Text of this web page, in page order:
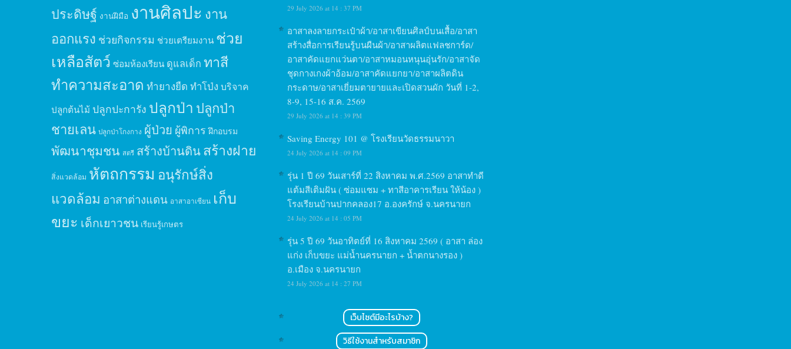
ประดิษฐ์ งานฝีมือ งานศิลปะ งาน
ออกแรง ช่วยกิจกรรม ช่วยเตรียมงาน ช่วย
เหลือสัตว์ ซ่อมห้องเรียน ดูแลเด็ก ทาสี
ทำความสะอาด ทำยางยืด ทำโป่ง บริจาค
ปลูกต้นไม้ ปลูกปะการัง ปลูกป่า ปลูกป่า
ชายเลน ปลูกป่าโกงกาง ผู้ป่วย ผู้พิการ ฝึกอบรม
พัฒนาชุมชน สตรี สร้างบ้านดินสร้างฝาย
สิ่งแวดล้อม หัตถกรรม อนุรักษ์สิ่ง
แวดล้อม อาสาต่างแดน อาสาอาเซียน เก็บ
ขยะ เด็กเยาวชน เรียนรู้เกษตร
29 July 2026 at 14 : 37 PM
อาสาลงลายกระเป๋าผ้า/อาสาเขียนศิลป์บนเสื้อ/อาสา
สร้างสื่อการเรียนรู้บนผืนผ้า/อาสาผลิตแฟลชการ์ด/
อาสาคัดแยกแว่นตา/อาสาหมอนหนุนอุ่นรัก/อาสาจัด
ชุดกางเกงผ้าอ้อม/อาสาคัดแยกยา/อาสาผลิตดิน
กระดาษ/อาสาเยี่ยมตายายและเปิดสวนผัก วันที่ 1-2,
8-9, 15-16 ส.ค. 2569
29 July 2026 at 14 : 39 PM
Saving Energy 101 @ โรงเรียนวัดธรรมนาวา
24 July 2026 at 14 : 09 PM
รุ่น 1 ปี 69 วันเสาร์ที่ 22 สิงหาคม พ.ศ.2569 อาสาทำดี
แต้มสีเติมฝัน ( ซ่อมแซม + ทาสีอาคารเรียน ให้น้อง )
โรงเรียนบ้านปากคลอง17 อ.องครักษ์ จ.นครนายก
24 July 2026 at 14 : 05 PM
รุ่น 5 ปี 69 วันอาทิตย์ที่ 16 สิงหาคม 2569 ( อาสา ล่อง
แก่ง เก็บขยะ แม่น้ำนครนายก + น้ำตกนางรอง )
อ.เมือง จ.นครนายก
24 July 2026 at 14 : 27 PM
เว็บไซต์มีอะไรบ้าง?
วิธีใช้งานสำหรับสมาชิก